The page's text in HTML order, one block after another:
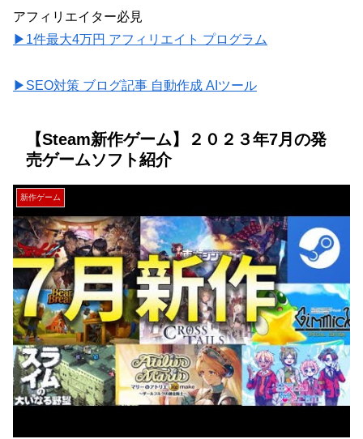
アフィリエイター必見
▶1件最大4万円 アフィリエイト プログラム
▶SEO対策 ブログ記事 自動作成 AIツール
【Steam新作ゲーム】２０２３年7月の発
売ゲームソフト紹介
新作ゲーム